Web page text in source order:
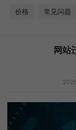
价格 常见问题
网站